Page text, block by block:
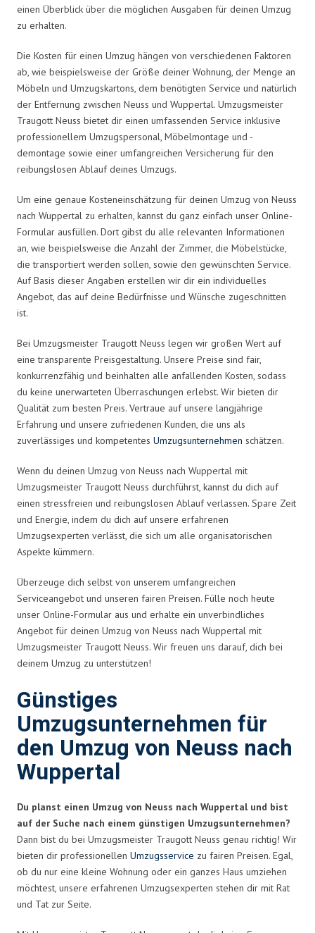
einen Überblick über die möglichen Ausgaben für deinen Umzug
zu erhalten.
Die Kosten für einen Umzug hängen von verschiedenen Faktoren
ab, wie beispielsweise der Größe deiner Wohnung, der Menge an
Möbeln und Umzugskartons, dem benötigten Service und natürlich
der Entfernung zwischen Neuss und Wuppertal. Umzugsmeister
Traugott Neuss bietet dir einen umfassenden Service inklusive
professionellem Umzugspersonal, Möbelmontage und -
demontage sowie einer umfangreichen Versicherung für den
reibungslosen Ablauf deines Umzugs.
Um eine genaue Kosteneinschätzung für deinen Umzug von Neuss
nach Wuppertal zu erhalten, kannst du ganz einfach unser Online-
Formular ausfüllen. Dort gibst du alle relevanten Informationen
an, wie beispielsweise die Anzahl der Zimmer, die Möbelstücke,
die transportiert werden sollen, sowie den gewünschten Service.
Auf Basis dieser Angaben erstellen wir dir ein individuelles
Angebot, das auf deine Bedürfnisse und Wünsche zugeschnitten
ist.
Bei Umzugsmeister Traugott Neuss legen wir großen Wert auf
eine transparente Preisgestaltung. Unsere Preise sind fair,
konkurrenzfähig und beinhalten alle anfallenden Kosten, sodass
du keine unerwarteten Überraschungen erlebst. Wir bieten dir
Qualität zum besten Preis. Vertraue auf unsere langjährige
Erfahrung und unsere zufriedenen Kunden, die uns als
zuverlässiges und kompetentes Umzugsunternehmen schätzen.
Wenn du deinen Umzug von Neuss nach Wuppertal mit
Umzugsmeister Traugott Neuss durchführst, kannst du dich auf
einen stressfreien und reibungslosen Ablauf verlassen. Spare Zeit
und Energie, indem du dich auf unsere erfahrenen
Umzugsexperten verlässt, die sich um alle organisatorischen
Aspekte kümmern.
Überzeuge dich selbst von unserem umfangreichen
Serviceangebot und unseren fairen Preisen. Fülle noch heute
unser Online-Formular aus und erhalte ein unverbindliches
Angebot für deinen Umzug von Neuss nach Wuppertal mit
Umzugsmeister Traugott Neuss. Wir freuen uns darauf, dich bei
deinem Umzug zu unterstützen!
Günstiges
Umzugsunternehmen für
den Umzug von Neuss nach
Wuppertal
Du planst einen Umzug von Neuss nach Wuppertal und bist
auf der Suche nach einem günstigen Umzugsunternehmen?
Dann bist du bei Umzugsmeister Traugott Neuss genau richtig! Wir
bieten dir professionellen Umzugsservice zu fairen Preisen. Egal,
ob du nur eine kleine Wohnung oder ein ganzes Haus umziehen
möchtest, unsere erfahrenen Umzugsexperten stehen dir mit Rat
und Tat zur Seite.